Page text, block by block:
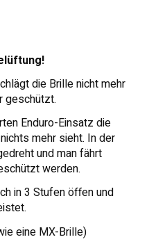
die Brille nicht mehr
geschützt.
Enduro-Einsatz die
mehr sieht. In der
und man fährt
werden.
in 3 Stufen öffen und
eine MX-Brille)